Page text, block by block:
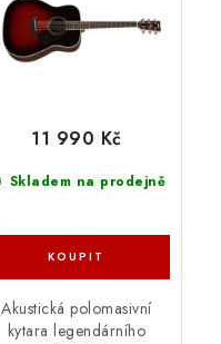
Skladem na prodejně
11 990 Kč
Akustická polomasivní
kytara legendárního